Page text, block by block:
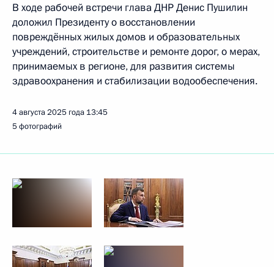
В ходе рабочей встречи глава ДНР Денис Пушилин
доложил Президенту о восстановлении
повреждённых жилых домов и образовательных
учреждений, строительстве и ремонте дорог, о мерах,
принимаемых в регионе, для развития системы
здравоохранения и стабилизации водообеспечения.
4 августа 2025 года 13:45
5 фотографий